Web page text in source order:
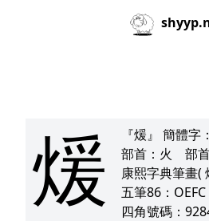
煖 『煖』 簡體字：
部首： 火 部
康熙字典筆畫(
五筆86：
四角號碼：